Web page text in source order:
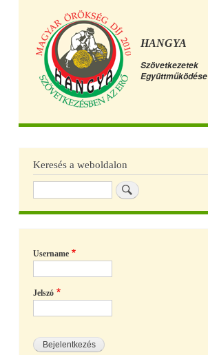
HANGYA
Szövetkezetek
Együttműködése
Főmenü
Keresés a weboldalon
Username
Jelszó